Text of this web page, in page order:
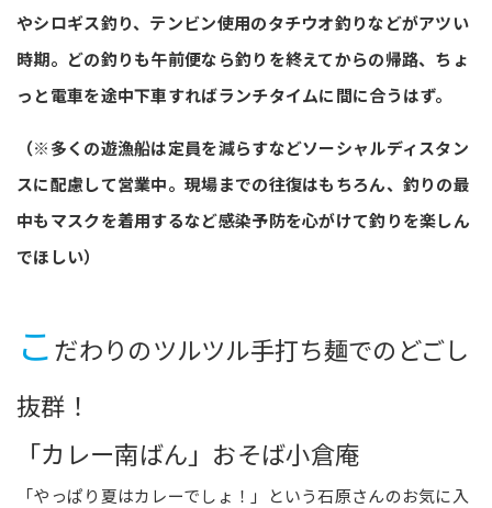
やシロギス釣り、テンビン使用のタチウオ釣りなどがアツい
時期。どの釣りも午前便なら釣りを終えてからの帰路、ちょ
っと電車を途中下車すればランチタイムに間に合うはず。
（※多くの遊漁船は定員を減らすなどソーシャルディスタン
スに配慮して営業中。現場までの往復はもちろん、釣りの最
中もマスクを着用するなど感染予防を心がけて釣りを楽しん
でほしい）
こだわりのツルツル手打ち麺でのどごし
抜群！
「カレー南ばん」おそば小倉庵
「やっぱり夏はカレーでしょ！」という石原さんのお気に入